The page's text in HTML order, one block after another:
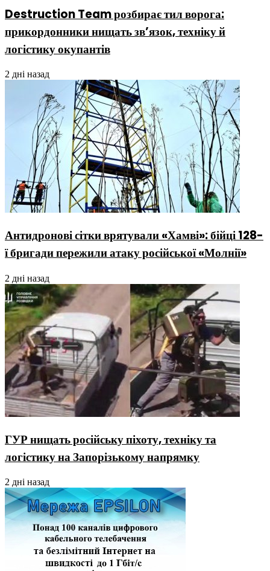
Destruction Team розбирає тил ворога:
прикордонники нищать зв’язок, техніку й
логістику окупантів
2 дні назад
Антидронові сітки врятували «Хамві»: бійці 128-
ї бригади пережили атаку російської «Молнії»
2 дні назад
ГУР нищать російську піхоту, техніку та
логістику на Запорізькому напрямку
2 дні назад